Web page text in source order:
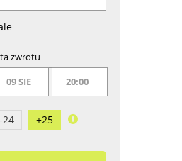
zwrotu
09 SIE
20:00
24 +25